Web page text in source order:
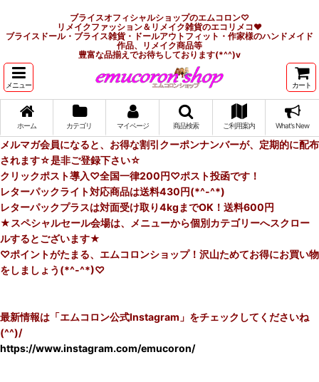
ブライスオフィシャルショップのエムコロン♡
リメイクファッション＆リメイク雑貨のエコリメコ♥
ブライスドール・ブライス雑貨・ドールアウトフィット・作家様のハンドメイド
作品、リメイク商品等
豊富な品揃えでお待ちしております(*^^)v
メニュー カート
ホーム カテゴリ マイページ 商品検索 ご利用案内 What's New
メルマガ会員になると、お得な割引クーポンナンバーが、定期的に配布
されます☆是非ご登録下さい☆
クリックポスト導入♡全国一律200円♡ポスト投函です！
レターパックライト対応商品は送料430円(*^-^*)
レターパックプラスは対面受け取り4kgまでOK！送料600円
★スペシャルセール会場は、メニューから個別カテゴリーへスクロー
ルするとございます★
♡ポイントがたまる、エムコロンショップ！沢山ためてお得にお買い物
をしましょう(*^-^*)♡
最新情報は「エムコロン公式Instagram」をチェックしてくださいね
(^^)/
https://www.instagram.com/emucoron/